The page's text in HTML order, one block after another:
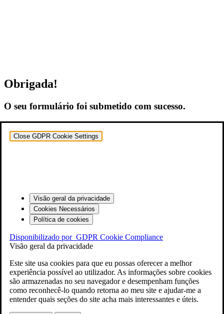
Obrigada!
O seu formulário foi submetido com sucesso.
Close GDPR Cookie Settings
Visão geral da privacidade
Cookies Necessários
Política de cookies
Disponibilizado por GDPR Cookie Compliance
Visão geral da privacidade
Este site usa cookies para que eu possas oferecer a melhor
experiência possível ao utilizador. As informações sobre cookies
são armazenadas no seu navegador e desempenham funções
como reconhecê-lo quando retorna ao meu site e ajudar-me a
entender quais seções do site acha mais interessantes e úteis.